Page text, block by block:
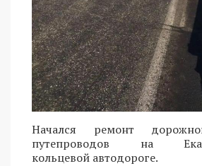
Начался ремонт
путепроводов на
кольцевой автодороге.